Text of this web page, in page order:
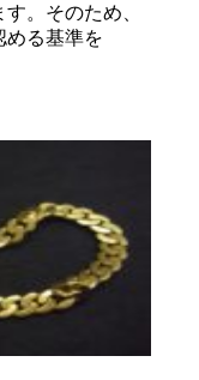
。そのため、
める基準を